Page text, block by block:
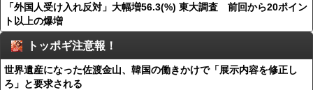
「外国人受け入れ反対」大幅増56.3(%) 東大調査 前回から20ポイン
ト以上の爆増
トッポギ注意報！
世界遺産になった佐渡金山、韓国の働きかけで「展示内容を修正し
ろ」と要求される